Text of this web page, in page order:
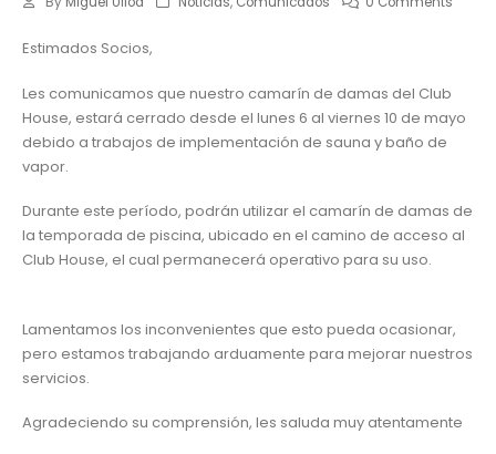
Estimados Socios,
Les comunicamos que nuestro camarín de damas del Club
House, estará cerrado desde el lunes 6 al viernes 10 de mayo
debido a trabajos de implementación de sauna y baño de
vapor.
Durante este período, podrán utilizar el camarín de damas de
la temporada de piscina, ubicado en el camino de acceso al
Club House, el cual permanecerá operativo para su uso.
Lamentamos los inconvenientes que esto pueda ocasionar,
pero estamos trabajando arduamente para mejorar nuestros
servicios.
Agradeciendo su comprensión, les saluda muy atentamente